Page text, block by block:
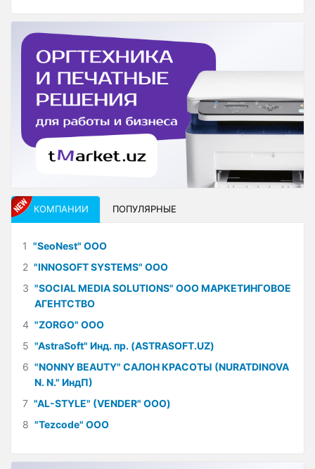
КОМПАНИИ ПОПУЛЯРНЫЕ
1 "SeoNest" ООО
2 "INNOSOFT SYSTEMS" ООО
3 "SOCIAL MEDIA SOLUTIONS" ООО МАРКЕТИНГОВОЕ
АГЕНТСТВО
4 "ZORGO" ООО
5 "AstraSoft" Инд. пр. (ASTRASOFT.UZ)
6 "NONNY BEAUTY" САЛОН КРАСОТЫ (NURATDINOVA
N. N." ИндП)
7 "AL-STYLE" (VENDER" ООО)
8 "Tezcode" ООО